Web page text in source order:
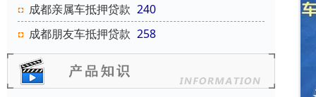
成都亲属车抵押贷款 240
成都朋友车抵押贷款 258